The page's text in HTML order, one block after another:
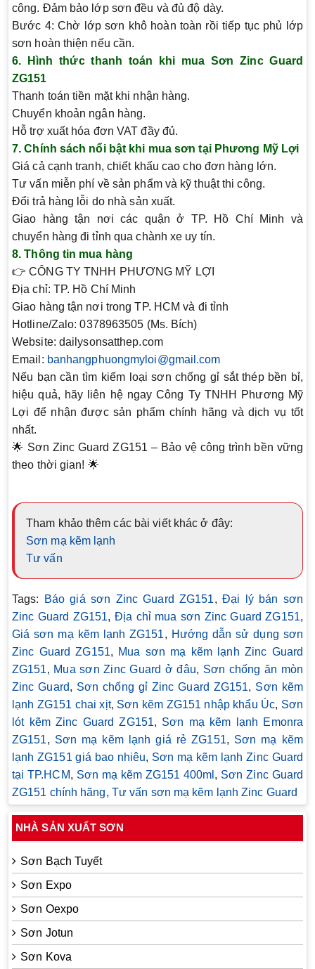
công. Đảm bảo lớp sơn đều và đủ độ dày.
Bước 4: Chờ lớp sơn khô hoàn toàn rồi tiếp tục phủ lớp
sơn hoàn thiện nếu cần.
6. Hình thức thanh toán khi mua Sơn Zinc Guard
ZG151
Thanh toán tiền mặt khi nhận hàng.
Chuyển khoản ngân hàng.
Hỗ trợ xuất hóa đơn VAT đầy đủ.
7. Chính sách nổi bật khi mua sơn tại Phương Mỹ Lợi
Giá cả cạnh tranh, chiết khấu cao cho đơn hàng lớn.
Tư vấn miễn phí về sản phẩm và kỹ thuật thi công.
Đổi trả hàng lỗi do nhà sản xuất.
Giao hàng tận nơi các quận ở TP. Hồ Chí Minh và
chuyển hàng đi tỉnh qua chành xe uy tín.
8. Thông tin mua hàng
👉CÔNG TY TNHH PHƯƠNG MỸ LỢI
Địa chỉ: TP. Hồ Chí Minh
Giao hàng tận nơi trong TP. HCM và đi tỉnh
Hotline/Zalo:0378963505 (Ms. Bích)
Website: dailysonsatthep.com
Email: banhangphuongmyloi@gmail.com
Nếu bạn cần tìm kiếm loại sơn chống gỉ sắt thép bền bỉ,
hiệu quả, hãy liên hệ ngayCông Ty TNHH Phương Mỹ
Lợi để nhận được sản phẩm chính hãng và dịch vụ tốt
nhất.
🌟 Sơn Zinc Guard ZG151 – Bảo vệ công trình bền vững
theo thời gian! 🌟
Tham khảo thêm các bài viết khác ở đây:
Sơn mạ kẽm lạnh
Tư vấn
Tags: Báo giá sơn Zinc Guard ZG151, Đại lý bán sơn
Zinc Guard ZG151, Địa chỉ mua sơn Zinc Guard ZG151,
Giá sơn mạ kẽm lạnh ZG151, Hướng dẫn sử dụng sơn
Zinc Guard ZG151, Mua sơn mạ kẽm lạnh Zinc Guard
ZG151, Mua sơn Zinc Guard ở đâu, Sơn chống ăn mòn
Zinc Guard, Sơn chống gỉ Zinc Guard ZG151, Sơn kẽm
lạnh ZG151 chai xịt, Sơn kẽm ZG151 nhập khẩu Úc, Sơn
lót kẽm Zinc Guard ZG151, Sơn mạ kẽm lạnh Emonra
ZG151, Sơn mạ kẽm lạnh giá rẻ ZG151, Sơn mạ kẽm
lạnh ZG151 giá bao nhiêu, Sơn mạ kẽm lạnh Zinc Guard
tại TP.HCM, Sơn mạ kẽm ZG151 400ml , Sơn Zinc Guard
ZG151 chính hãng, Tư vấn sơn mạ kẽm lạnh Zinc Guard
NHÀ SẢN XUẤT SƠN
Sơn Bạch Tuyết
Sơn Expo
Sơn Oexpo
Sơn Jotun
Sơn Kova